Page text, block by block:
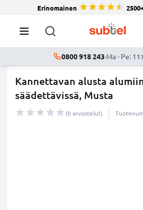
Erinomainen
0800 918 243·Ma - Pe:
Kannettavan alusta
säädettävissä, Musta
(0 arvostelut)